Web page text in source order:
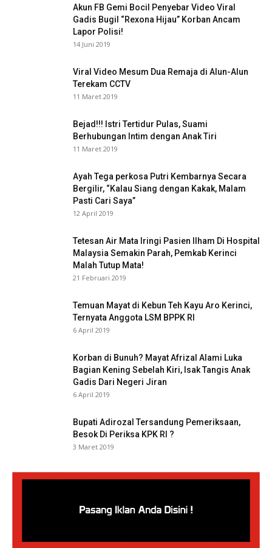
Akun FB Gemi Bocil Penyebar Video Viral
Gadis Bugil “Rexona Hijau” Korban Ancam
Lapor Polisi!
14 Juni 2019
Viral Video Mesum Dua Remaja di Alun-Alun
Terekam CCTV
11 Maret 2019
Bejad!!! Istri Tertidur Pulas, Suami
Berhubungan Intim dengan Anak Tiri
11 Maret 2019
Ayah Tega perkosa Putri Kembarnya Secara
Bergilir, “Kalau Siang dengan Kakak, Malam
Pasti Cari Saya”
12 April 2019
Tetesan Air Mata Iringi Pasien Ilham Di Hospital
Malaysia Semakin Parah, Pemkab Kerinci
Malah Tutup Mata!
21 Februari 2019
Temuan Mayat di Kebun Teh Kayu Aro Kerinci,
Ternyata Anggota LSM BPPK RI
6 April 2019
Korban di Bunuh? Mayat Afrizal Alami Luka
Bagian Kening Sebelah Kiri, Isak Tangis Anak
Gadis Dari Negeri Jiran
6 April 2019
Bupati Adirozal Tersandung Pemeriksaan,
Besok Di Periksa KPK RI ?
3 Maret 2019